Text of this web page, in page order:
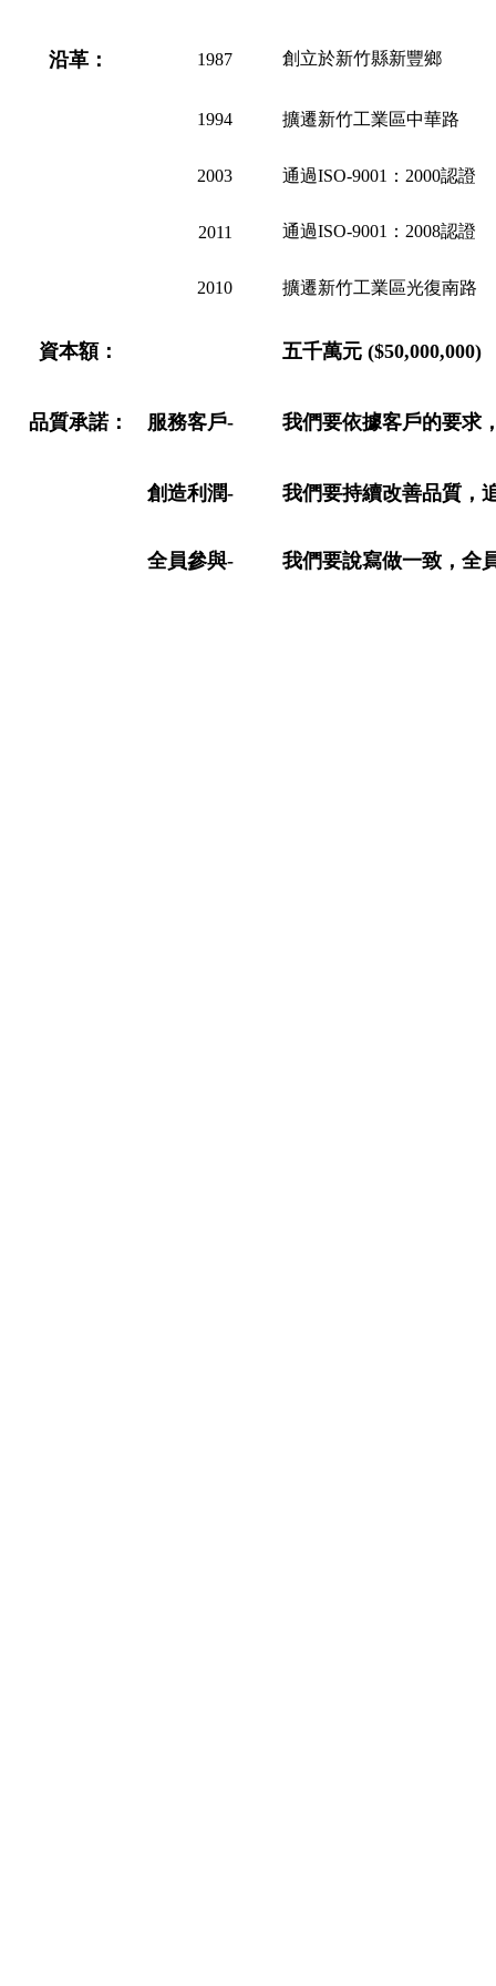
沿革： 1987 創立於新竹縣新豐鄉
1994 擴遷新竹工業區中華路
2003 通過ISO-9001：2000認證
2011 通過ISO-9001：2008認證
2010 擴遷新竹工業區光復南路
資本額： 五千萬元 ($50,000,000)
品質承諾： 服務客戶- 我們要依據客戶的要求
創造利潤- 我們要持續改善品質，
全員參與- 我們要說寫做一致，全